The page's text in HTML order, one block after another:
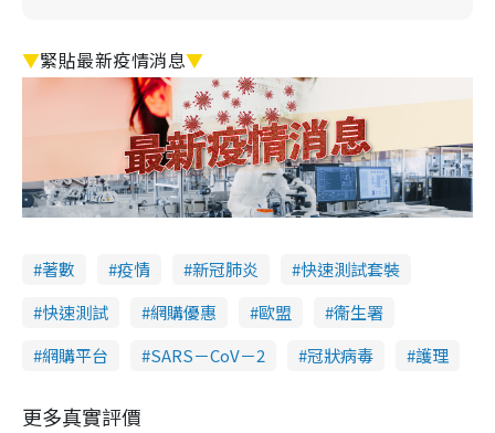
▼緊貼最新疫情消息▼
著數 疫情 新冠肺炎
快速測試套裝
快速測試
網購優惠 歐盟
衞生署
網購平台
SARS－CoV－2 冠狀病毒 護理
更多真實評價